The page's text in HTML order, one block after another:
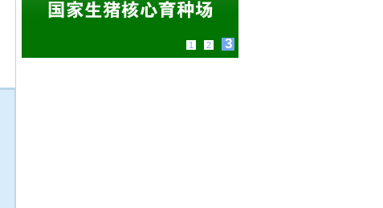
1 2 3